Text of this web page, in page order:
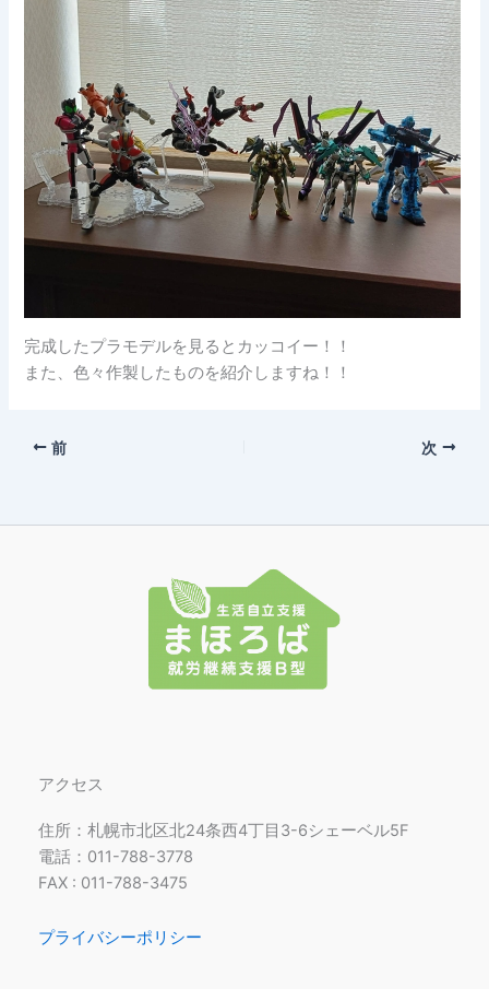
完成したプラモデルを見るとカッコイー！！
また、色々作製したものを紹介しますね！！
前 次
アクセス
住所：札幌市北区北24条西4丁目3-6シェーベル5F
電話：011-788-3778
FAX : 011-788-3475
プライバシーポリシー